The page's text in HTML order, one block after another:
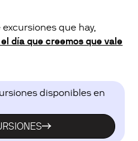
que hay,
día que creemos que vale
disponibles en